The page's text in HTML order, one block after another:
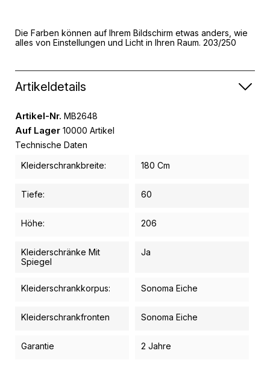
Die Farben können auf Ihrem Bildschirm etwas anders, wie
alles von Einstellungen und Licht in Ihren Raum. 203/250
Artikeldetails
Artikel-Nr. MB2648
Auf Lager 10000 Artikel
Technische Daten
Kleiderschrankbreite:
180 Cm
Tiefe: 60
Höhe: 206
Kleiderschränke Mit
Spiegel
Ja
Kleiderschrankkorpus: Sonoma Eiche
Kleiderschrankfronten Sonoma Eiche
Garantie 2 Jahre